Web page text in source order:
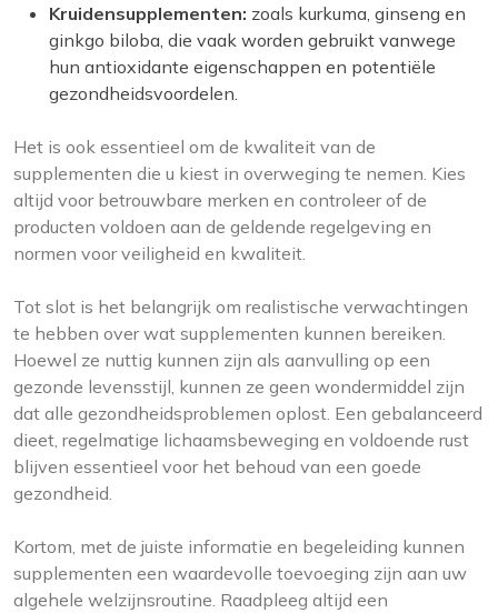
Kruidensupplementen: zoals kurkuma, ginseng en
ginkgo biloba, die vaak worden gebruikt vanwege
hun antioxidante eigenschappen en potentiële
gezondheidsvoordelen.
Het is ook essentieel om de kwaliteit van de
supplementen die u kiest in overweging te nemen. Kies
altijd voor betrouwbare merken en controleer of de
producten voldoen aan de geldende regelgeving en
normen voor veiligheid en kwaliteit.
Tot slot is het belangrijk om realistische verwachtingen
te hebben over wat supplementen kunnen bereiken.
Hoewel ze nuttig kunnen zijn als aanvulling op een
gezonde levensstijl, kunnen ze geen wondermiddel zijn
dat alle gezondheidsproblemen oplost. Een gebalanceerd
dieet, regelmatige lichaamsbeweging en voldoende rust
blijven essentieel voor het behoud van een goede
gezondheid.
Kortom, met de juiste informatie en begeleiding kunnen
supplementen een waardevolle toevoeging zijn aan uw
algehele welzijnsroutine. Raadpleeg altijd een